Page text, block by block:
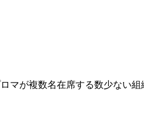
マが複数名在席する数少ない